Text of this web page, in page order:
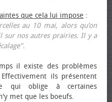
que cela lui impose :
au 10 mai, alors qu’on
sur nos autres prairies. Il y a
il existe des problèmes
ils présentent
qui oblige à certaines
met que les bœufs.